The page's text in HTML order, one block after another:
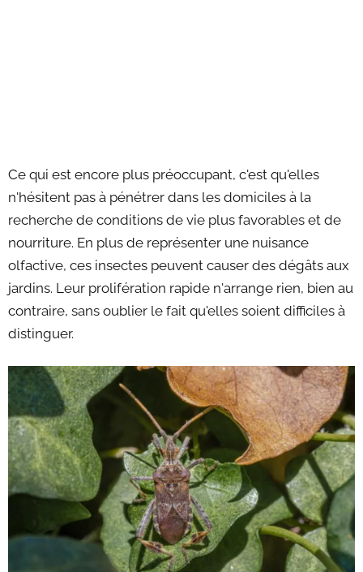
Ce qui est encore plus préoccupant, c'est qu'elles
n'hésitent pas à pénétrer dans les domiciles à la
recherche de conditions de vie plus favorables et de
nourriture. En plus de représenter une nuisance
olfactive, ces insectes peuvent causer des dégâts aux
jardins. Leur prolifération rapide n'arrange rien, bien au
contraire, sans oublier le fait qu'elles soient difficiles à
distinguer.